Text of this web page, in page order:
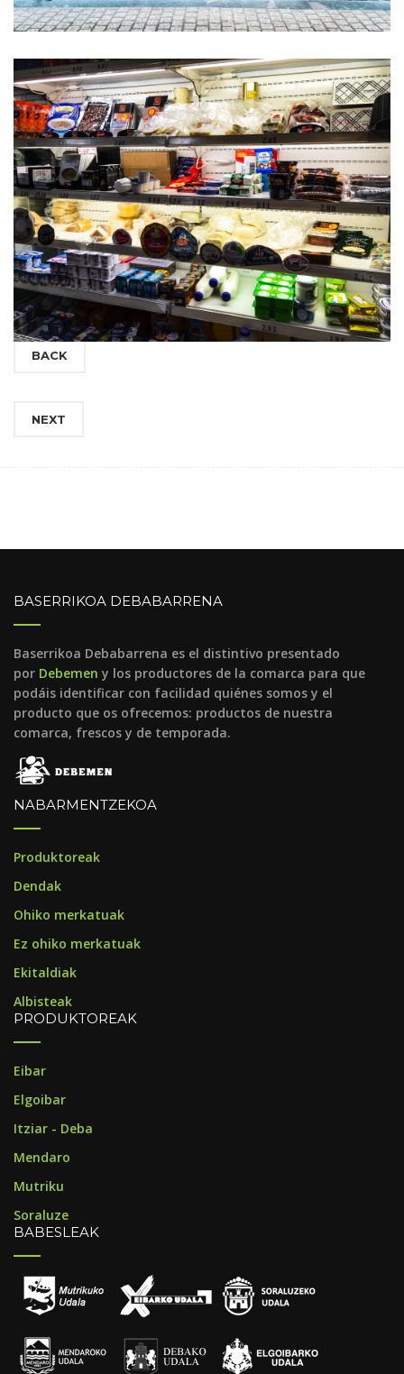
BACK
NEXT
BASERRIKOA DEBABARRENA
Baserrikoa Debabarrena es el distintivo presentado
por Debemen y los productores de la comarca para que
podáis identificar con facilidad quiénes somos y el
producto que os ofrecemos: productos de nuestra
comarca, frescos y de temporada.
NABARMENTZEKOA
Produktoreak
Dendak
Ohiko merkatuak
Ez ohiko merkatuak
Ekitaldiak
Albisteak
PRODUKTOREAK
Eibar
Elgoibar
Itziar - Deba
Mendaro
Mutriku
Soraluze
BABESLEAK